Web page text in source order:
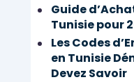
Guide
Tunisie pour
Les Codes
en Tunisie
Devez Savoir